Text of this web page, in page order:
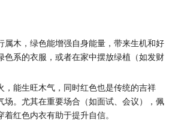
属木，绿色能增强自身能量，带来生机和好
色系的衣服，或者在家中摆放绿植（如发财
，能生旺木气，同时红色也是传统的吉祥
场。尤其在重要场合（如面试、会议），佩
着红色内衣有助于提升自信。